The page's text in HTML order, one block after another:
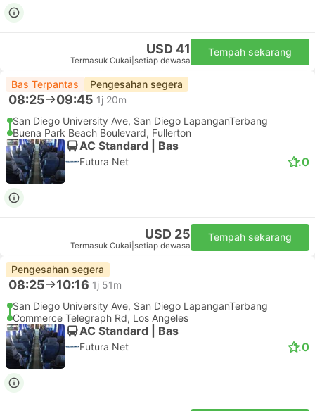
USD 41
Termasuk Cukai setiap dewasa
Tempah sekarang
Bas Terpantas Pengesahan segera
08:25 09:45 1j 20m
San Diego University Ave, San Diego LapanganTerbang
Buena Park Beach Boulevard, Fullerton
AC Standard | Bas
Futura Net 1.0
USD 25
Termasuk Cukai setiap dewasa
Tempah sekarang
Pengesahan segera
08:25 10:16 1j 51m
San Diego University Ave, San Diego LapanganTerbang
Commerce Telegraph Rd, Los Angeles
AC Standard | Bas
Futura Net 1.0